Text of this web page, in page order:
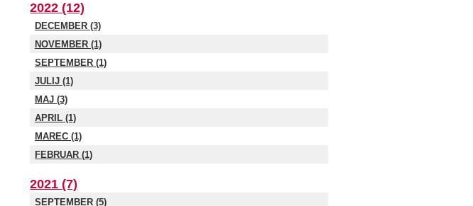
2022 (12)
DECEMBER (3)
NOVEMBER (1)
SEPTEMBER (1)
JULIJ (1)
MAJ (3)
APRIL (1)
MAREC (1)
FEBRUAR (1)
2021 (7)
SEPTEMBER (5)